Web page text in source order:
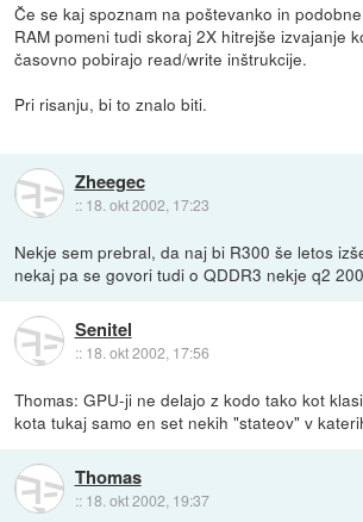
Če se kaj spoznam na poštevanko in
RAM pomeni tudi skoraj 2X hitrejše izvajanje
časovno pobirajo read/write inštrukcije.
Pri risanju, bi to znalo biti.
Zheegec
:: 18. okt 2002, 17:23
Nekje sem prebral, da naj bi R300 še letos
nekaj pa se govori tudi o QDDR3 nekje q2
Senitel
:: 18. okt 2002, 17:56
Thomas: GPU-ji ne delajo z kodo tako kot
kota tukaj samo en set nekih "stateov" v
Thomas
:: 18. okt 2002, 19:37